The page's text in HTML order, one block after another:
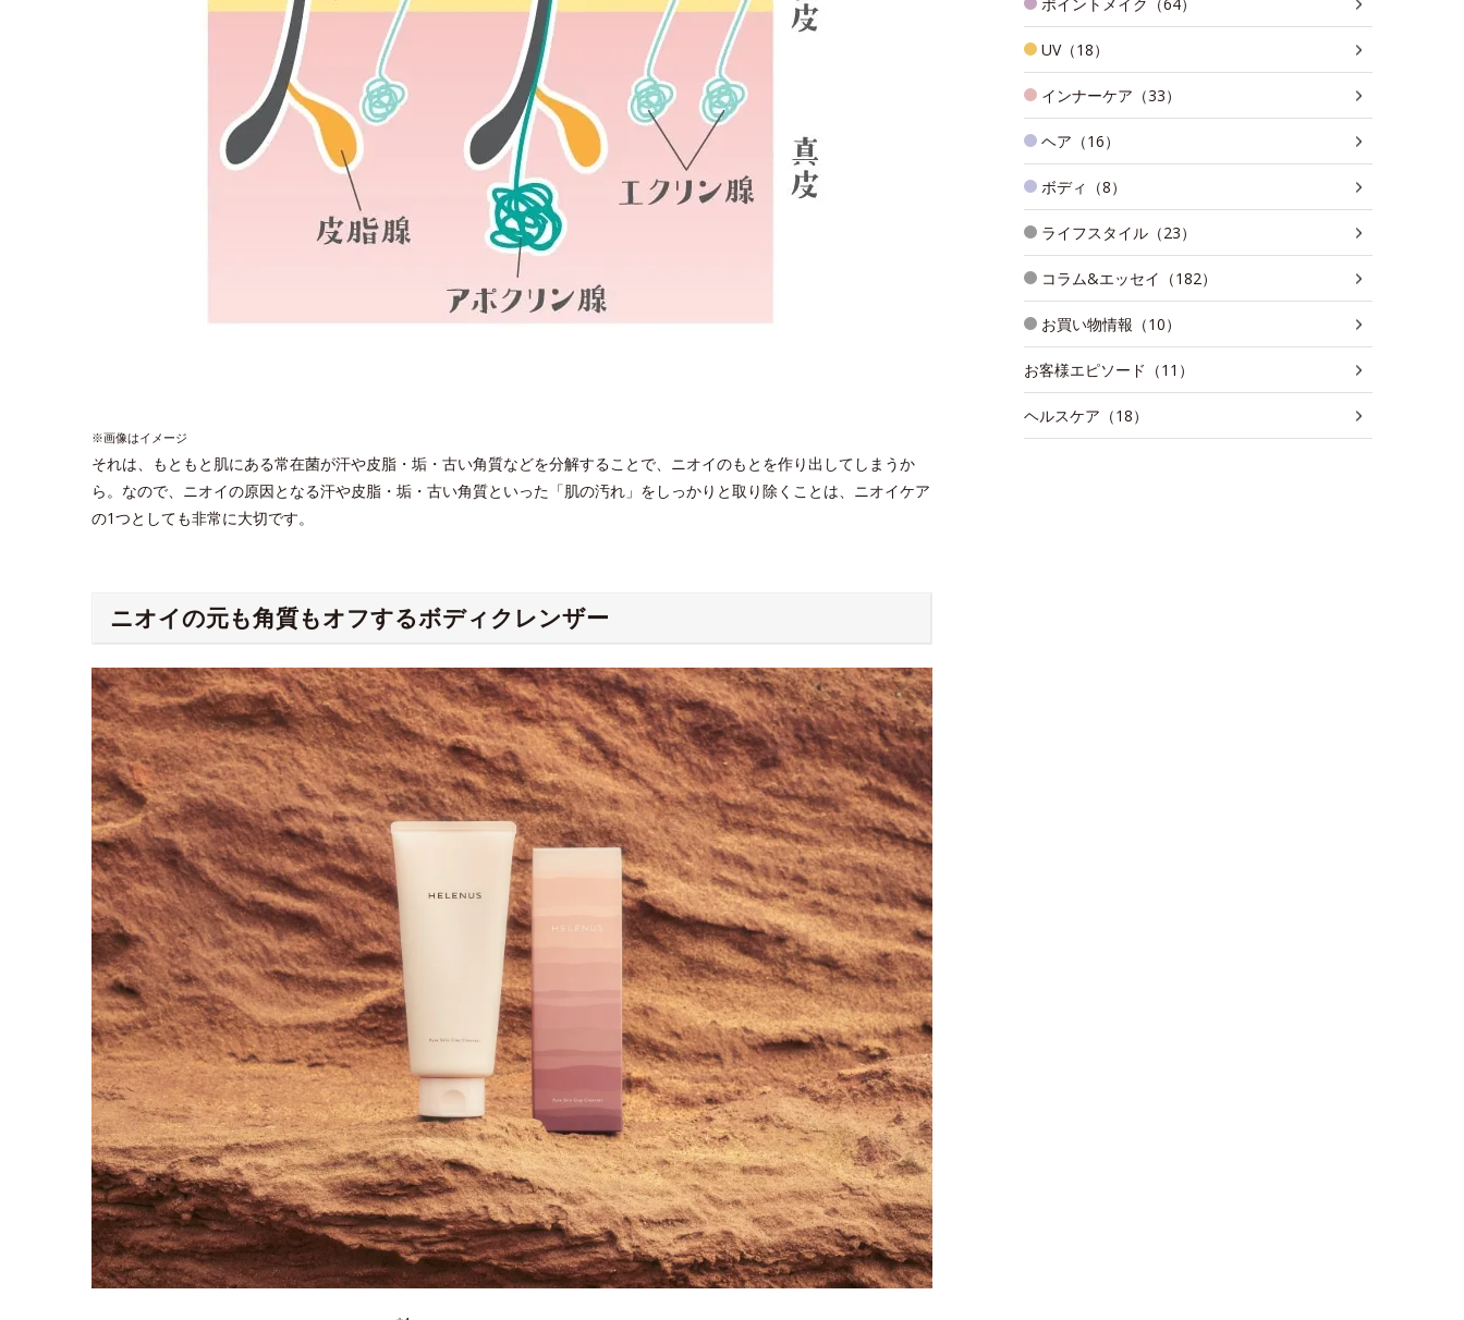
※画像はイメージ
それは、もともと肌にある常在菌が汗や皮脂・垢・古い角質などを分解することで、ニオイのもとを作り出してしまうか
ら。なので、ニオイの原因となる汗や皮脂・垢・古い角質といった「肌の汚れ」をしっかりと取り除くことは、ニオイケア
の1つとしても非常に大切です。
ニオイの元も角質もオフするボディクレンザー
UV（18）
インナーケア（33）
ヘア（16）
ボディ（8）
ライフスタイル（23）
コラム&エッセイ（182）
お買い物情報（10）
お客様エピソード（11）
ヘルスケア（18）